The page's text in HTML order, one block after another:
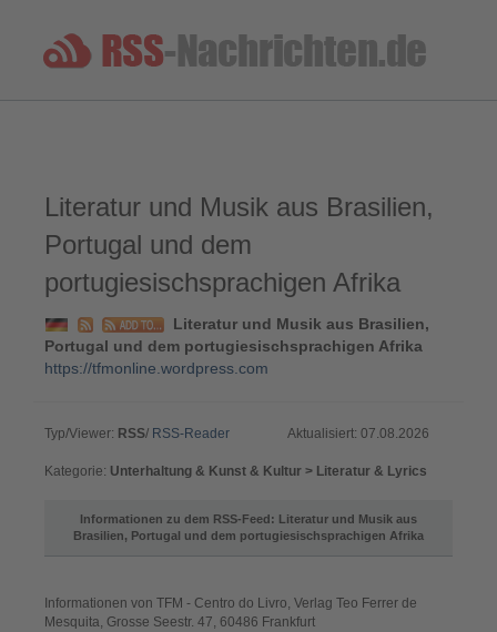
Literatur und Musik aus Brasilien,
Portugal und dem
portugiesischsprachigen Afrika
Literatur und Musik aus Brasilien,
Portugal und dem portugiesischsprachigen Afrika
https://tfmonline.wordpress.com
Typ/Viewer: RSS/ RSS-Reader Aktualisiert: 07.08.2026
Kategorie: Unterhaltung & Kunst & Kultur > Literatur & Lyrics
Informationen zu dem RSS-Feed: Literatur und Musik aus
Brasilien, Portugal und dem portugiesischsprachigen Afrika
Informationen von TFM - Centro do Livro, Verlag Teo Ferrer de
Mesquita, Grosse Seestr. 47, 60486 Frankfurt